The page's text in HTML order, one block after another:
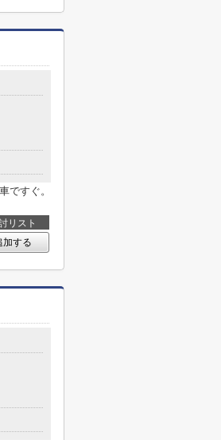
ですぐ。
リスト
加する